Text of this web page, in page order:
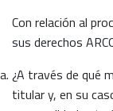
Con relación al
sus derechos
¿A través de qué
titular y, en su